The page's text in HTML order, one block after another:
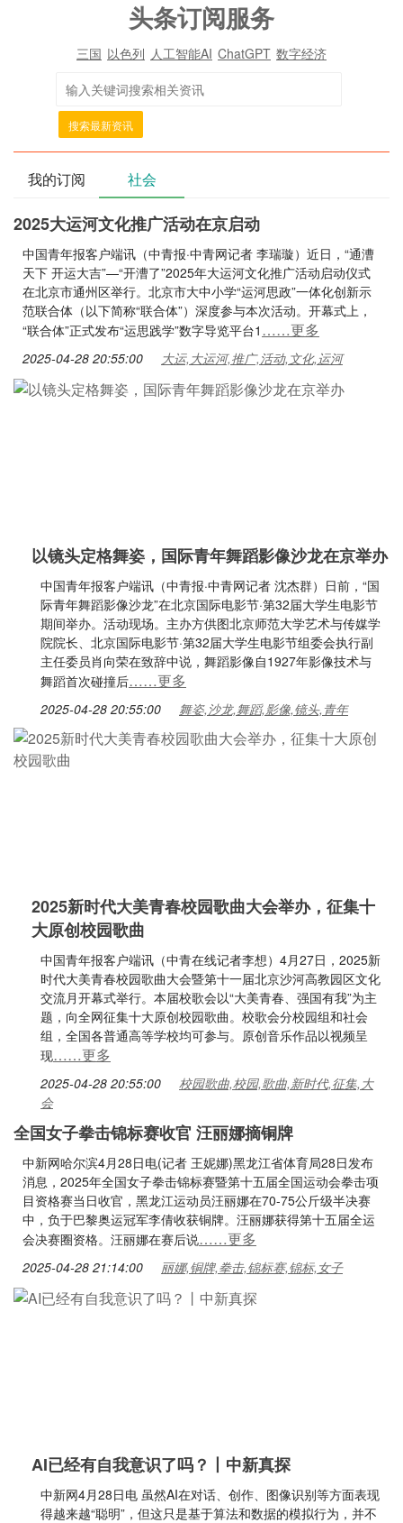
头条订阅服务
三国 以色列 人工智能AI ChatGPT 数字经济
搜索最新资讯
我的订阅 社会
2025大运河文化推广活动在京启动
中国青年报客户端讯（中青报·中青网记者 李瑞璇）近日，“通漕
天下 开运大吉”—“开漕了”2025年大运河文化推广活动启动仪式
在北京市通州区举行。北京市大中小学“运河思政”一体化创新示
范联合体（以下简称“联合体”）深度参与本次活动。开幕式上，
“联合体”正式发布“运思践学”数字导览平台1 ……更多
2025-04-28 20:55:00 大运,大运河,推广,活动,文化,运河
以镜头定格舞姿，国际青年舞蹈影像沙龙在京举办
中国青年报客户端讯（中青报·中青网记者 沈杰群）日前，“国
际青年舞蹈影像沙龙”在北京国际电影节·第32届大学生电影节
期间举办。活动现场。主办方供图北京师范大学艺术与传媒学
院院长、北京国际电影节·第32届大学生电影节组委会执行副
主任委员肖向荣在致辞中说，舞蹈影像自1927年影像技术与
舞蹈首次碰撞后……更多
2025-04-28 20:55:00 舞姿,沙龙,舞蹈,影像,镜头,青年
2025新时代大美青春校园歌曲大会举办，征集十
大原创校园歌曲
中国青年报客户端讯（中青在线记者李想）4月27日，2025新
时代大美青春校园歌曲大会暨第十一届北京沙河高教园区文化
交流月开幕式举行。本届校歌会以“大美青春、强国有我”为主
题，向全网征集十大原创校园歌曲。校歌会分校园组和社会
组，全国各普通高等学校均可参与。原创音乐作品以视频呈
现……更多
2025-04-28 20:55:00
校园歌曲,校园,歌曲,新时代,征集,大
会
全国女子拳击锦标赛收官 汪丽娜摘铜牌
中新网哈尔滨4月28日电(记者 王妮娜)黑龙江省体育局28日发布
消息，2025年全国女子拳击锦标赛暨第十五届全国运动会拳击项
目资格赛当日收官，黑龙江运动员汪丽娜在70-75公斤级半决赛
中，负于巴黎奥运冠军李倩收获铜牌。汪丽娜获得第十五届全运
会决赛圈资格。汪丽娜在赛后说……更多
2025-04-28 21:14:00 丽娜,铜牌,拳击,锦标赛,锦标,女子
AI已经有自我意识了吗？丨中新真探
中新网4月28日电 虽然AI在对话、创作、图像识别等方面表现
得越来越“聪明”，但这只是基于算法和数据的模拟行为，并不